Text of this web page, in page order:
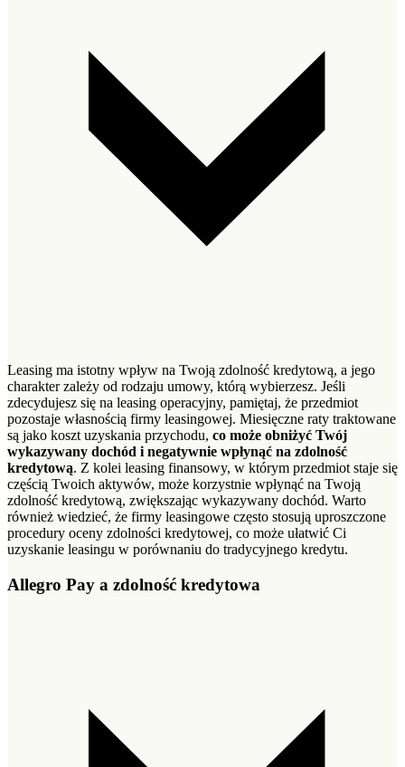
Leasing ma istotny wpływ na Twoją zdolność kredytową, a jego
charakter zależy od rodzaju umowy, którą wybierzesz. Jeśli
zdecydujesz się na leasing operacyjny, pamiętaj, że przedmiot
pozostaje własnością firmy leasingowej. Miesięczne raty traktowane
są jako koszt uzyskania przychodu, co może obniżyć Twój
wykazywany dochód i negatywnie wpłynąć na zdolność
kredytową. Z kolei leasing finansowy, w którym przedmiot staje się
częścią Twoich aktywów, może korzystnie wpłynąć na Twoją
zdolność kredytową, zwiększając wykazywany dochód. Warto
również wiedzieć, że firmy leasingowe często stosują uproszczone
procedury oceny zdolności kredytowej, co może ułatwić Ci
uzyskanie leasingu w porównaniu do tradycyjnego kredytu.
Allegro Pay a zdolność kredytowa